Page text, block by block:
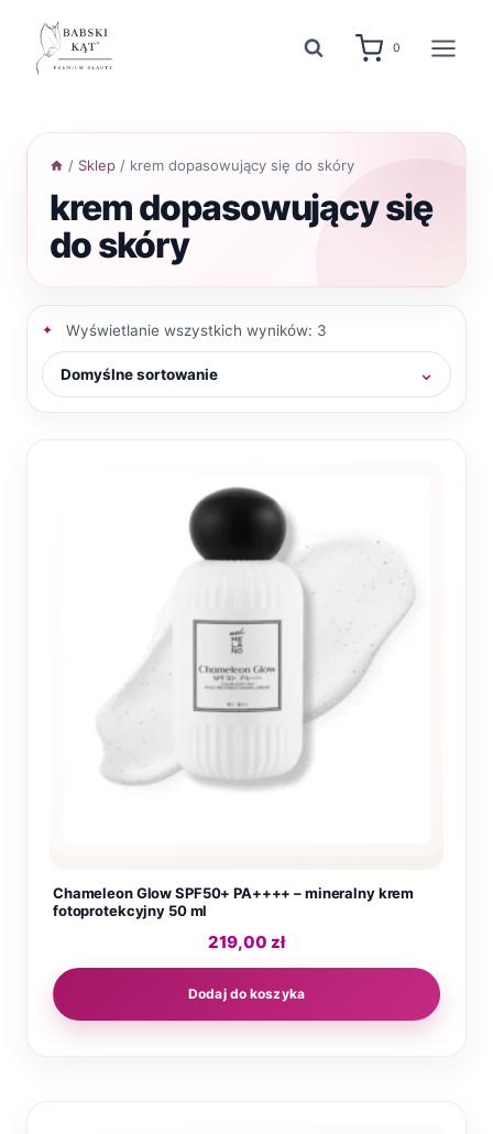
treści
0
/ Sklep / krem dopasowujący się do skóry
krem dopasowujący się
do skóry
Wyświetlanie wszystkich wyników: 3
Chameleon Glow SPF50+ PA++++ – mineralny krem
fotoprotekcyjny 50 ml
219,00 zł
Dodaj do koszyka